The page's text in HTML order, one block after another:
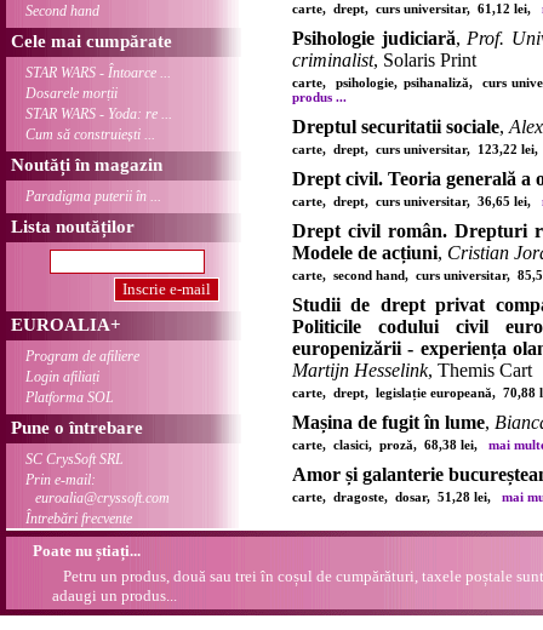
Second hand
Cele mai cumpărate
STAR WARS - Întoarce ...
Dosarele morții
STAR WARS - Yoda: re ...
Cum să construiești ...
Noutăți în magazin
Paradigma puterii în ...
Lista noutăților
EUROALIA+
Program de afiliere
Login afiliați
Platforma SOL
Pune o întrebare
SC CrysSoft SRL
Prin e-mail:
euroalia@cryssoft.com
Întrebări frecvente
carte, drept, curs universitar, 61,12 lei,
Psihologie judiciară, Prof.
criminalist, Solaris Print
carte, psihologie, psihanaliză, curs
produs ...
Dreptul securitatii sociale,
carte, drept, curs universitar, 123,22
Drept civil. Teoria generală a
carte, drept, curs universitar, 36,65 lei,
Drept civil român. Drepturi
Modele de acțiuni, Cristian
carte, second hand, curs universitar,
Studii de drept privat
Politicile codului civil
europenizării - experiența
Martijn Hesselink, Themis Cart
carte, drept, legislație europeană,
Mașina de fugit în lume,
carte, clasici, proză, 68,38 lei, mai
Amor și galanterie
carte, dragoste, dosar, 51,28 lei, mai
Poate nu știați...
Petru un produs, două sau trei în coșul de cumpărături, taxele poștale
adaugi un produs...